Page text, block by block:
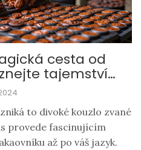
cesta od
tajemství
to divoké kouzlo zvané
provede fascinujícím
až po váš jazyk.